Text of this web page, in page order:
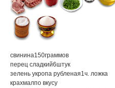
свинина150граммов
перец сладкий6штук
зелень укропа рубленая1ч. ложка
крахмалпо вкусу